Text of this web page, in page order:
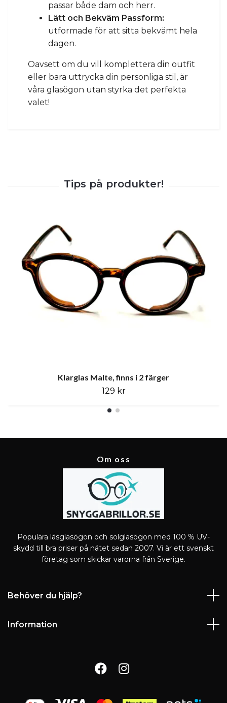
passar både dam och herr.
Lätt och Bekväm Passform:
utformade för att sitta bekvämt hela
dagen.
Oavsett om du vill komplettera din outfit
eller bara uttrycka din personliga stil, är
våra glasögon utan styrka det perfekta
valet!
Klarglas Malte, finns i 2 färger
129 kr
Om oss
Populära läsglasögon och solglasögon med 100 % UV-
skydd till bra priser på nätet sedan 2007. Vi är ett svenskt
företag som skickar varorna från Sverige.
Behöver du hjälp?
Information